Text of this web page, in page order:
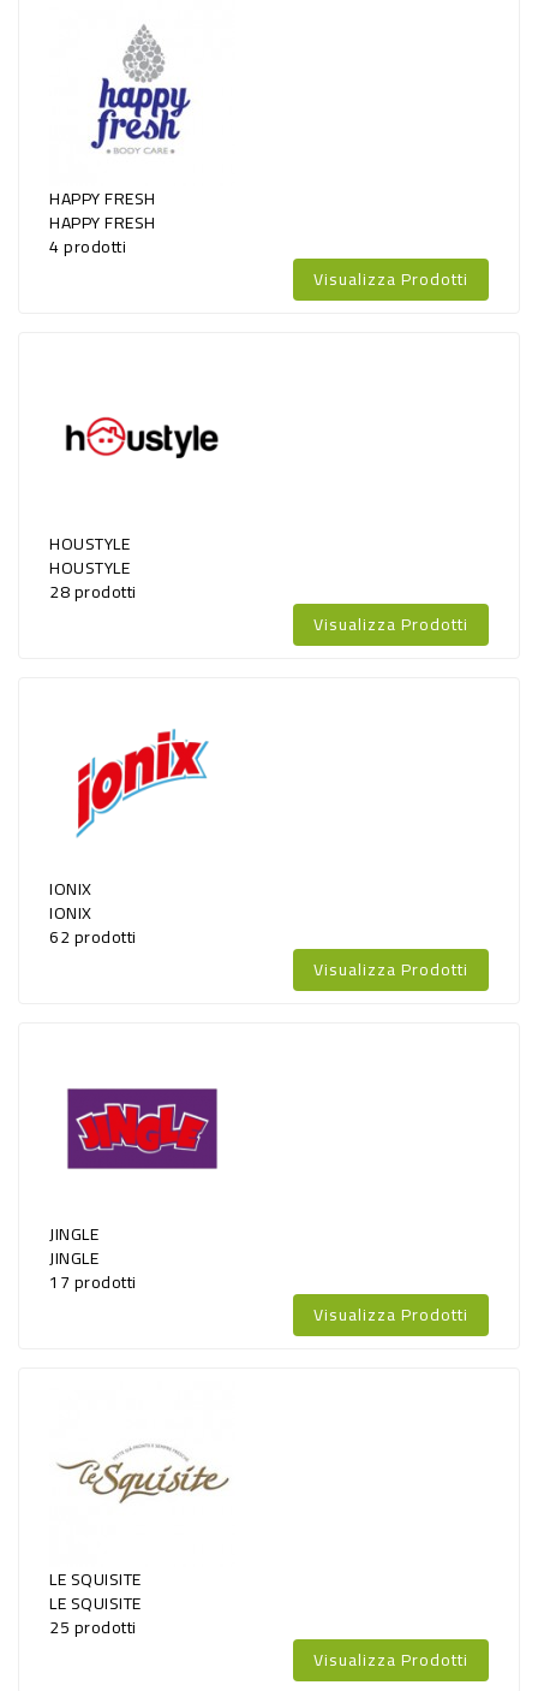
HAPPY FRESH
HAPPY FRESH
4 prodotti
Visualizza Prodotti
HOUSTYLE
HOUSTYLE
28 prodotti
Visualizza Prodotti
IONIX
IONIX
62 prodotti
Visualizza Prodotti
JINGLE
JINGLE
17 prodotti
Visualizza Prodotti
LE SQUISITE
LE SQUISITE
25 prodotti
Visualizza Prodotti